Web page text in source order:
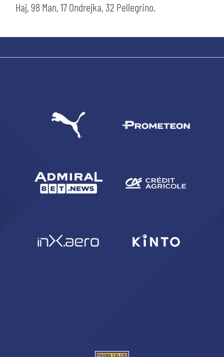
Haj, 98 Man, 17 Ondrejka, 32 Pellegrino.